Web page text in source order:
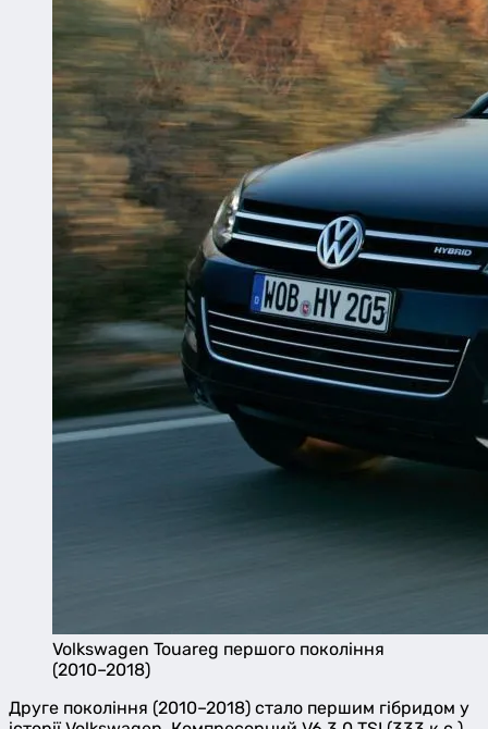
Volkswagen Touareg першого покоління
(2010–2018)
Друге покоління (2010–2018) стало першим гібридом у